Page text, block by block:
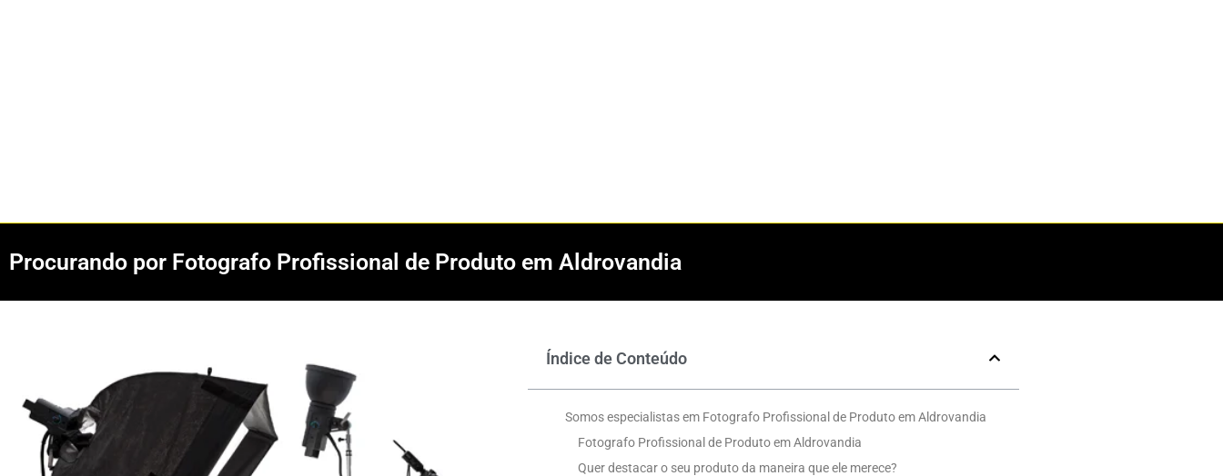
Procurando por Fotografo Profissional de Produto em Aldrovandia
Índice de Conteúdo
Somos especialistas em Fotografo Profissional de Produto em Aldrovandia
Fotografo Profissional de Produto em Aldrovandia
Quer destacar o seu produto da maneira que ele merece?